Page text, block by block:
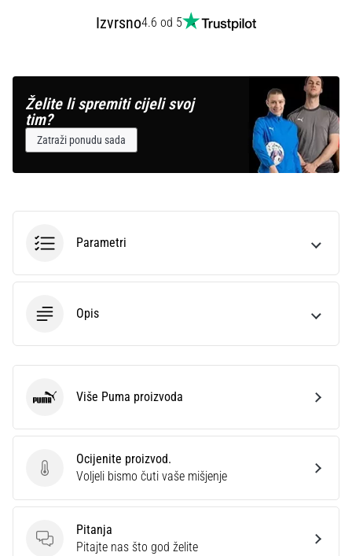
Izvrsno4.6 od 5
Želite li spremiti cijeli svoj
tim?
Zatraži ponudu sada
Parametri
Opis
Ocijenite proizvod.
Ocijenite proizvod.
Voljeli bismo čuti vaše mišjenje
Pitanja
Pitanja
Pitajte nas što god želite
Puma Više Puma proizvoda